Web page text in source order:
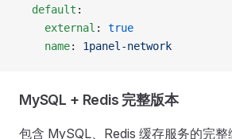
  default
:
    external
: true
    name
: 1panel-network
MySQL + Redis 完整版本
包含 MySQL、Redis 缓存服务的完整